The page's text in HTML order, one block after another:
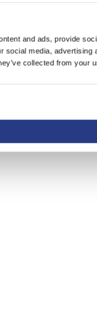
and ads, provide
social media,
collected from your